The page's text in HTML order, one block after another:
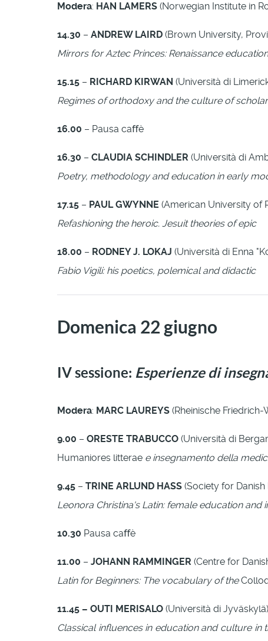
Modera: HAN LAMERS (Norwegian Institute in
14.30 – ANDREW LAIRD (Brown University,
Mirrors for Aztec Princes: Renaissance
15.15 – RICHARD KIRWAN (Università di
Regimes of orthodoxy and the culture of
16.00 – Pausa caﬀè
16.30 – CLAUDIA SCHINDLER (Università di
Poetry, methodology and education in early
17.15 – PAUL GWYNNE (American University of
Refashioning the heroic. Jesuit theories of epic
18.00 – RODNEY J. LOKAJ (Università di Enna
Fabio Vigili: his poetics, polemical and didactic
Domenica 22 giugno
IV sessione: Esperienze di
Modera: MARC LAUREYS (Rheinische
9.00 – ORESTE TRABUCCO (Università di
Humaniores litterae e insegnamento della
9.45 – TRINE ARLUND HASS (Society for
Leonora Christina's Latin: female education and
10.30 Pausa caﬀè
11.00 – JOHANN RAMMINGER (Centre for
Latin for Beginners: The vocabulary of the
11.45 – OUTI MERISALO (Università di Jyväskylä)
Classical inﬂuences in education and culture